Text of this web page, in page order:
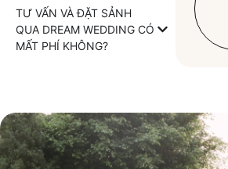
TƯ VẤN VÀ ĐẶT SẢNH
QUA DREAM WEDDING CÓ
MẤT PHÍ KHÔNG?